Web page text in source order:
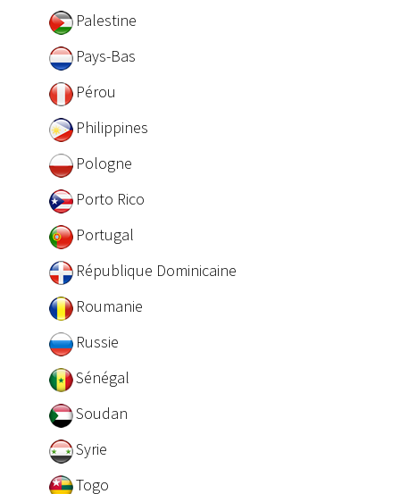
Palestine
Pays-Bas
Pérou
Philippines
Pologne
Porto Rico
Portugal
République Dominicaine
Roumanie
Russie
Sénégal
Soudan
Syrie
Togo